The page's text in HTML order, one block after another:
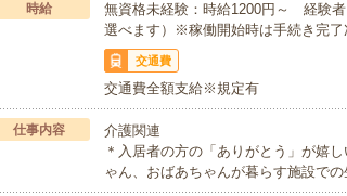
時給
無資格未経験：時給1200円～ 経験
選べます）※稼働開始時は手続き完了
交通費
交通費全額支給※規定有
仕事内容
介護関連
＊入居者の方の「ありがとう」が嬉
ゃん、おばあちゃんが暮らす施設で